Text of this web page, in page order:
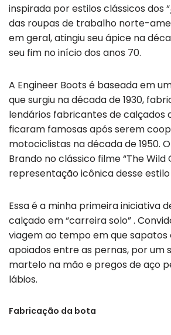
inspirada por estilos clássicos dos “
das roupas de trabalho norte-
em geral, atingiu seu ápice na
seu fim no início dos anos 70.
A Engineer Boots é baseada em
que surgiu na década de 1930,
lendários fabricantes de calçados
ficaram famosas após serem
motociclistas na década de 1950.
Brando no clássico filme “The Wild
representação icônica desse
Essa é a minha primeira iniciativa
calçado em “carreira solo” .
viagem ao tempo em que sapatos
apoiados entre as pernas, por um
martelo na mão e pregos de aço
lábios.
Fabricação da bota